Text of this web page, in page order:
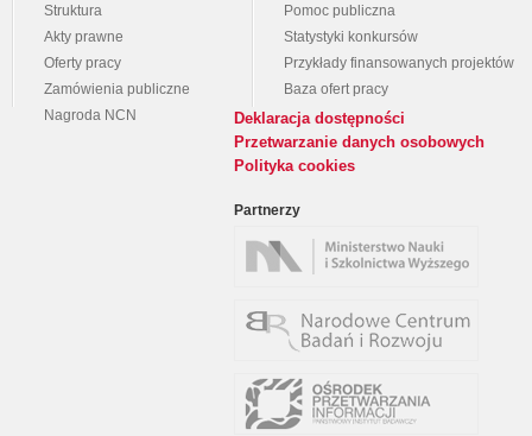
Struktura
Akty prawne
Oferty pracy
Zamówienia publiczne
Nagroda NCN
Pomoc publiczna
Statystyki konkursów
Przykłady finansowanych projektów
Baza ofert pracy
Deklaracja dostępności
Przetwarzanie danych osobowych
Polityka cookies
Partnerzy